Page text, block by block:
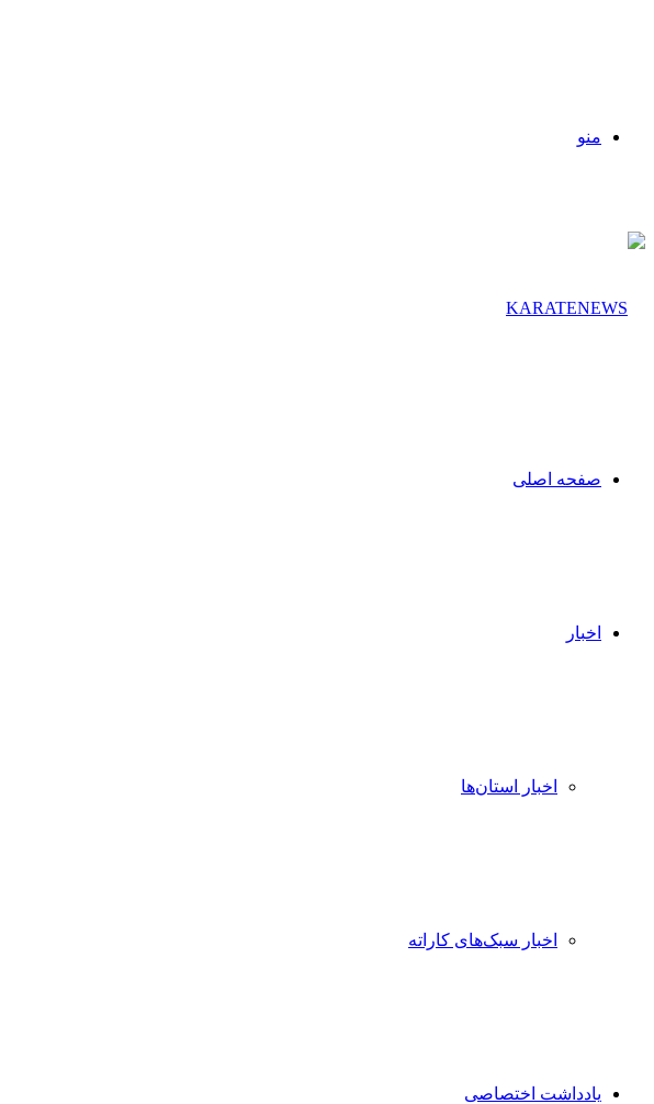
منو
صفحه اصلی
اخبار
اخبار استان‌ها
اخبار سبک‌های کاراته
یادداشت اختصاصی